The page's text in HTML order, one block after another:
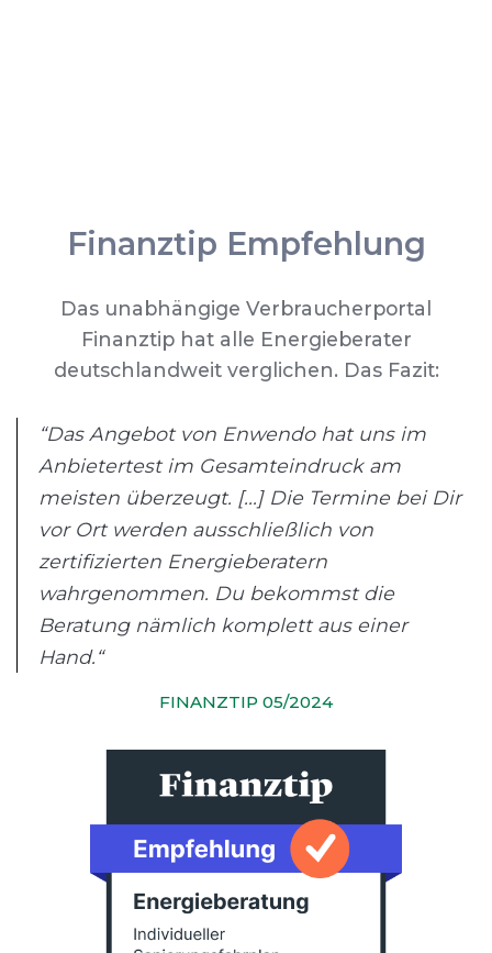
Finanztip Empfehlung
Das unabhängige Verbraucherportal
Finanztip hat alle Energieberater
deutschlandweit verglichen. Das Fazit:
“Das Angebot von Enwendo hat uns im
Anbietertest im Gesamteindruck am
meisten überzeugt. [...] Die Termine bei Dir
vor Ort werden ausschließlich von
zertifizierten Energieberatern
wahrgenommen. Du bekommst die
Beratung nämlich komplett aus einer
Hand.“
FINANZTIP 05/2024